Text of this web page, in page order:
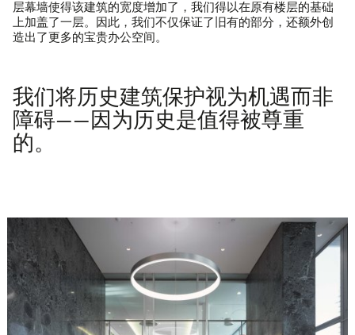
层幕墙使得该建筑的宽度增加了，我们得以在原有楼层的基础
上加盖了一层。因此，我们不仅保证了旧有的部分，还额外创
造出了更多的宝贵办公空间。
我们将历史建筑保护视为机遇而非
障碍——因为历史是值得被尊重
的。